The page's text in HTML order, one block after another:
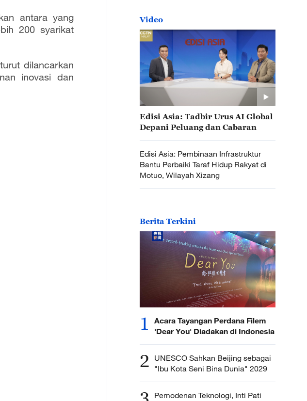
antara yang
200 syarikat
dilancarkan
inovasi dan
Video
Edisi Asia: Tadbir Urus AI Global
Depani Peluang dan Cabaran
Edisi Asia: Pembinaan Infrastruktur
Bantu Perbaiki Taraf Hidup Rakyat di
Motuo, Wilayah Xizang
Berita Terkini
1
Acara Tayangan Perdana Filem
'Dear You' Diadakan di Indonesia
2 UNESCO Sahkan Beijing sebagai
"Ibu Kota Seni Bina Dunia" 2029
Pemodenan Teknologi, Inti Pati